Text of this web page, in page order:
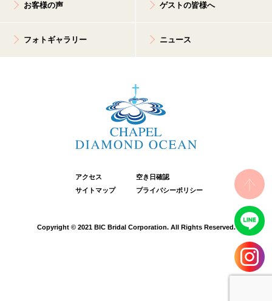
お客様の声 ゲストの皆様へ
フォトギャラリー ニュース
アクセス
空き日確認
サイトマップ
プライバシーポリシー
Copyright © 2021 BIC Bridal Corporation. All Rights Reserved.